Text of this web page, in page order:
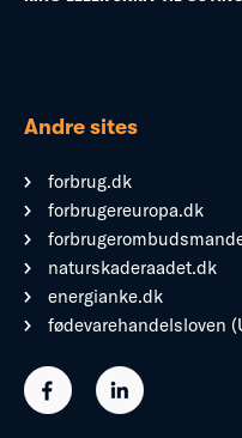
Andre sites
forbrug.dk
forbrugereuropa.dk
naturskaderaadet.dk
energianke.dk
fødevarehandelsloven